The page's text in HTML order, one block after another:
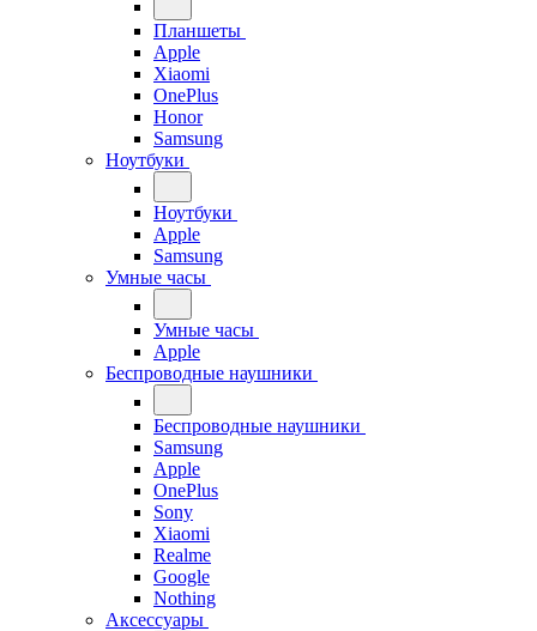
Планшеты
Apple
Xiaomi
OnePlus
Honor
Samsung
Ноутбуки
Ноутбуки
Apple
Samsung
Умные часы
Умные часы
Apple
Беспроводные наушники
Беспроводные наушники
Samsung
Apple
OnePlus
Sony
Xiaomi
Realme
Google
Nothing
Аксессуары